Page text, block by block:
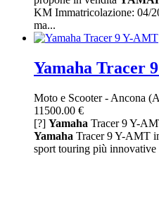
KM Immatricolazione: 04/
ma...
Yamaha Tracer
Moto e Scooter- Ancona
11500.00 €
[?] Yamaha Tracer 9 Y-
Yamaha Tracer 9 Y-AMT
sport touring più innovative